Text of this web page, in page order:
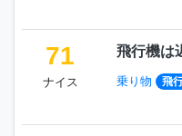
71
ナイス
飛行機は
乗り物 飛